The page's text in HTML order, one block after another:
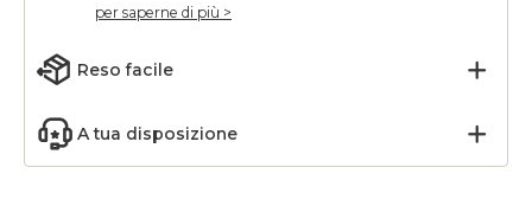
per saperne di più >
Reso facile
A tua disposizione